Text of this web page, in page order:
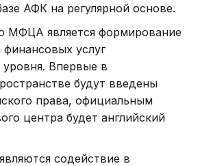
АФК на регулярной основе.
МФЦА является формирование
услуг
Впервые в
будут введены
права, официальным
центра будет английский
содействие в